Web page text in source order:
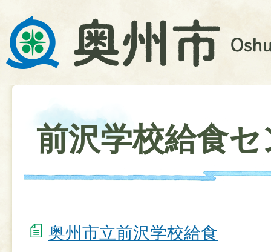
前沢学校給食
奥州市立前沢学校給食